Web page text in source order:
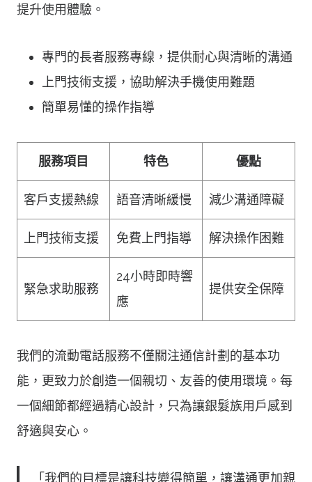
提升使用體驗。
專門的長者服務專線，提供耐心與清晰的溝通
上門技術支援，協助解決手機使用難題
簡單易懂的操作指導
服務項目 特色 優點
客戶支援熱線 語音清晰緩慢 減少溝通障礙
上門技術支援 免費上門指導 解決操作困難
緊急求助服務
24小時即時響
應
提供安全保障
我們的流動電話服務不僅關注通信計劃的基本功
能，更致力於創造一個親切、友善的使用環境。每
一個細節都經過精心設計，只為讓銀髮族用戶感到
舒適與安心。
「我們的目標是讓科技變得簡單，讓溝通更加親